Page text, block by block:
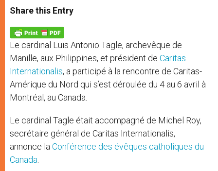
t
s
p
p
s
e
g
e
r
e
b
o
k
Share this Entry
Le cardinal Luis Antonio Tagle, archevêque de
Manille, aux Philippines, et président de Caritas
Internationalis, a participé à la rencontre de Caritas-
Amérique du Nord qui s’est déroulée du 4 au 6 avril à
Montréal, au Canada.
Le cardinal Tagle était accompagné de Michel Roy,
secrétaire général de Caritas Internationalis,
annonce la Conférence des évêques catholiques du
Canada